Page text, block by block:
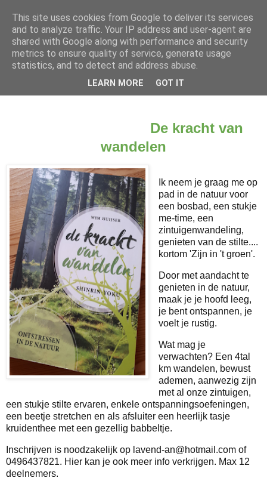
De kracht van
wandelen
Ik neem je graag me op
pad in de natuur voor
een bosbad, een stukje
me-time, een
zintuigenwandeling,
genieten van de stilte....
kortom 'Zijn in 't groen'.
Door met aandacht te
genieten in de natuur,
maak je je hoofd leeg,
je bent ontspannen, je
voelt je rustig.
Wat mag je
verwachten? Een 4tal
km wandelen, bewust
ademen, aanwezig zijn
met al onze zintuigen,
een stukje stilte ervaren, enkele ontspanningsoefeningen,
een beetje stretchen en als afsluiter een heerlijk tasje
kruidenthee met een gezellig babbeltje.
Inschrijven is noodzakelijk op lavend-an@hotmail.com of
0496437821. Hier kan je ook meer info verkrijgen. Max 12
deelnemers.
This site uses cookies from Google to deliver its services
and to analyze traffic. Your IP address and user-agent are
shared with Google along with performance and security
metrics to ensure quality of service, generate usage
statistics, and to detect and address abuse.
LEARN MORE GOT IT